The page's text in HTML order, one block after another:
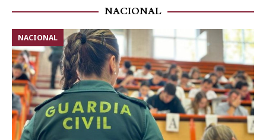
NACIONAL
NACIONAL